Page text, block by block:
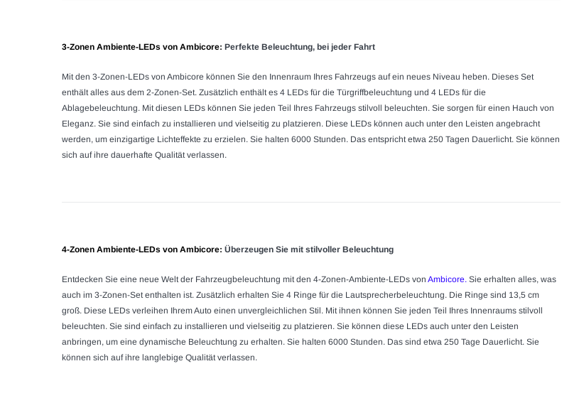
3-Zonen Ambiente-LEDs von Ambicore: Perfekte Beleuchtung, bei jeder Fahrt
Mit den 3-Zonen-LEDs von Ambicore können Sie den Innenraum Ihres Fahrzeugs auf ein neues Niveau heben. Dieses Set
enthält alles aus dem 2-Zonen-Set. Zusätzlich enthält es 4 LEDs für die Türgriffbeleuchtung und 4 LEDs für die
Ablagebeleuchtung. Mit diesen LEDs können Sie jeden Teil Ihres Fahrzeugs stilvoll beleuchten. Sie sorgen für einen Hauch von
Eleganz. Sie sind einfach zu installieren und vielseitig zu platzieren. Diese LEDs können auch unter den Leisten angebracht
werden, um einzigartige Lichteffekte zu erzielen. Sie halten 6000 Stunden. Das entspricht etwa 250 Tagen Dauerlicht. Sie können
sich auf ihre dauerhafte Qualität verlassen.
4-Zonen Ambiente-LEDs von Ambicore: Überzeugen Sie mit stilvoller Beleuchtung
Entdecken Sie eine neue Welt der Fahrzeugbeleuchtung mit den 4-Zonen-Ambiente-LEDs von Ambicore. Sie erhalten alles, was
auch im 3-Zonen-Set enthalten ist. Zusätzlich erhalten Sie 4 Ringe für die Lautsprecherbeleuchtung. Die Ringe sind 13,5 cm
groß. Diese LEDs verleihen Ihrem Auto einen unvergleichlichen Stil. Mit ihnen können Sie jeden Teil Ihres Innenraums stilvoll
beleuchten. Sie sind einfach zu installieren und vielseitig zu platzieren. Sie können diese LEDs auch unter den Leisten
anbringen, um eine dynamische Beleuchtung zu erhalten. Sie halten 6000 Stunden. Das sind etwa 250 Tage Dauerlicht. Sie
können sich auf ihre langlebige Qualität verlassen.